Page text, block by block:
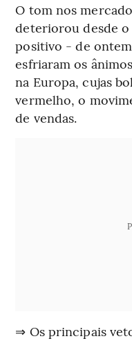
O tom nos
deteriorou desde
positivo - de
esfriaram os
na Europa, cujas
vermelho, o
de vendas.
⇒ Os principais